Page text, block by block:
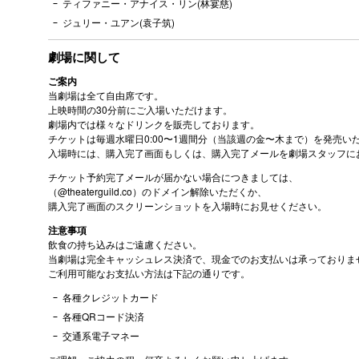
ジュリー・ユアン(袁子筑)
劇場に関して
ご案内
当劇場は全て自由席です。
上映時間の30分前にご入場いただけます。
劇場内では様々なドリンクを販売しております。
チケットは毎週水曜日0:00〜1週間分（当該週の金〜木まで）を発売いた
入場時には、購入完了画面もしくは、購入完了メールを劇場スタッフに
チケット予約完了メールが届かない場合につきましては、
（@theaterguild.co）のドメイン解除いただくか、
購入完了画面のスクリーンショットを入場時にお見せください。
注意事項
飲食の持ち込みはご遠慮ください。
当劇場は完全キャッシュレス決済で、現金でのお支払いは承っておりま
ご利用可能なお支払い方法は下記の通りです。
各種クレジットカード
各種QRコード決済
交通系電子マネー